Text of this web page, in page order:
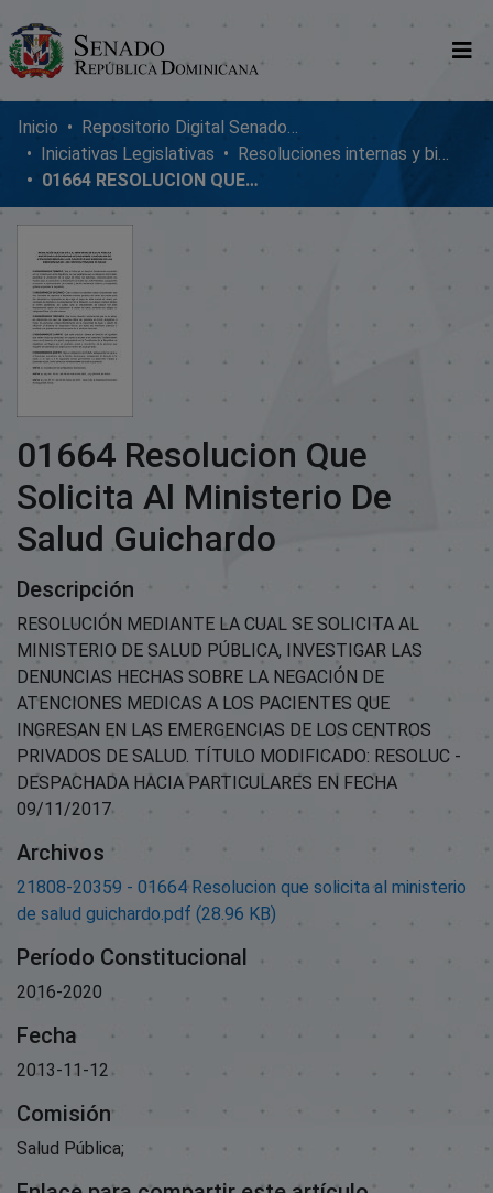
Comunidades
Glosario
Nosotros
Inicio
Repositorio Digital SenadoRD
Iniciativas Legislativas
Resoluciones internas y bicamerales
01664 RESOLUCION QUE SOLICITA AL MINISTERIO DE SALUD GUICHARDO
01664 Resolucion Que
Solicita Al Ministerio De
Salud Guichardo
Descripción
RESOLUCIÓN MEDIANTE LA CUAL SE SOLICITA AL
MINISTERIO DE SALUD PÚBLICA, INVESTIGAR LAS
DENUNCIAS HECHAS SOBRE LA NEGACIÓN DE
ATENCIONES MEDICAS A LOS PACIENTES QUE
INGRESAN EN LAS EMERGENCIAS DE LOS CENTROS
PRIVADOS DE SALUD. TÍTULO MODIFICADO: RESOLUC -
DESPACHADA HACIA PARTICULARES EN FECHA
09/11/2017
Archivos
21808-20359 - 01664 Resolucion que solicita al ministerio
de salud guichardo.pdf (28.96 KB)
Período Constitucional
2016-2020
Fecha
2013-11-12
Comisión
Salud Pública;